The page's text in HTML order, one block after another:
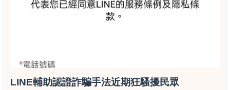
LINE輔助認證詐騙手法近期狂騷擾民眾